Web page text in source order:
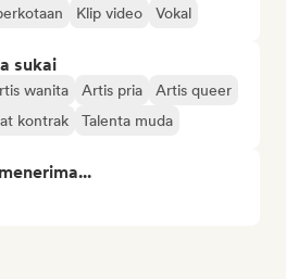
Klip video Vokal
sukai
wanita Artis pria
Artis queer
kontrak
Talenta muda